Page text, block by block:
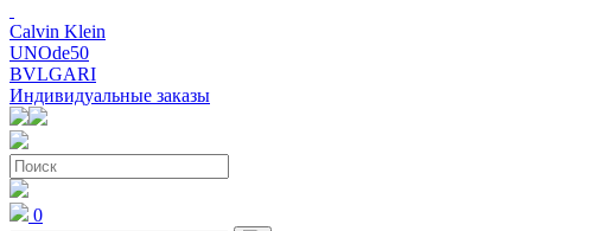
Calvin Klein
UNOde50
BVLGARI
Индивидуальные заказы
0